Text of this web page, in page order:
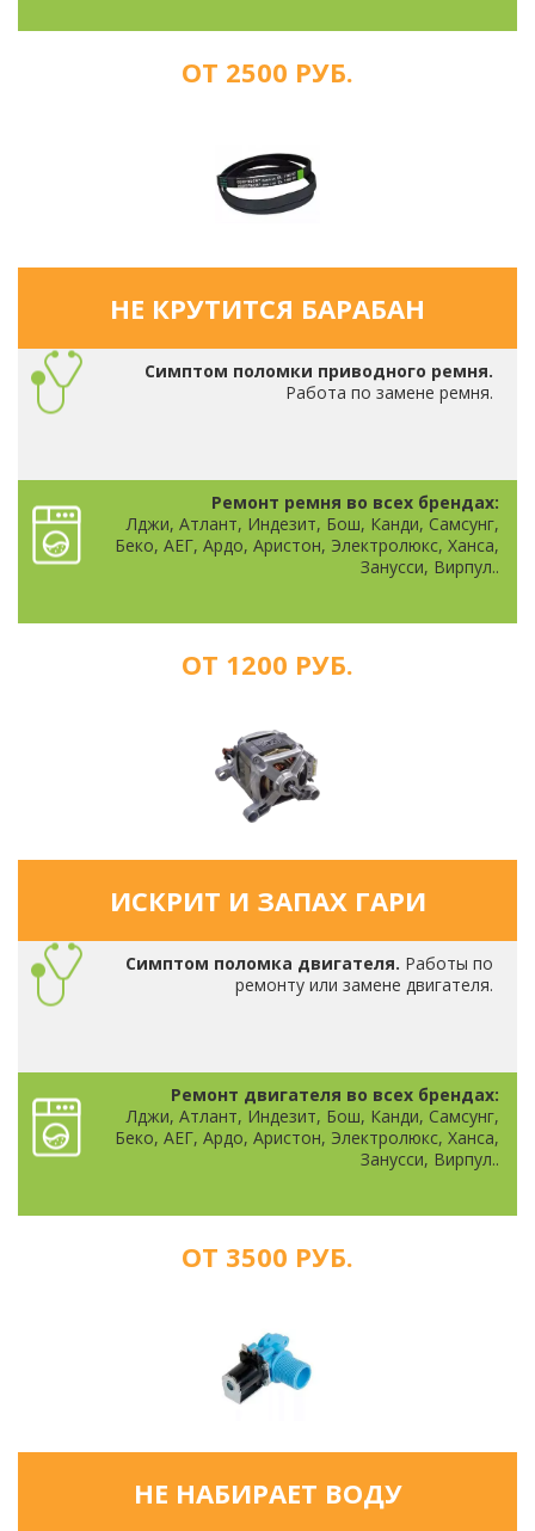
ОТ 2500 РУБ.
НЕ КРУТИТСЯ БАРАБАН
Симптом поломки приводного ремня.
Работа по замене ремня.
Ремонт ремня во всех брендах:
Лджи, Атлант, Индезит, Бош, Канди, Самсунг,
Беко, АЕГ, Ардо, Аристон, Электролюкс, Ханса,
Занусси, Вирпул..
ОТ 1200 РУБ.
ИСКРИТ И ЗАПАХ ГАРИ
Симптом поломка двигателя. Работы по
ремонту или замене двигателя.
Ремонт двигателя во всех брендах:
Лджи, Атлант, Индезит, Бош, Канди, Самсунг,
Беко, АЕГ, Ардо, Аристон, Электролюкс, Ханса,
Занусси, Вирпул..
ОТ 3500 РУБ.
НЕ НАБИРАЕТ ВОДУ